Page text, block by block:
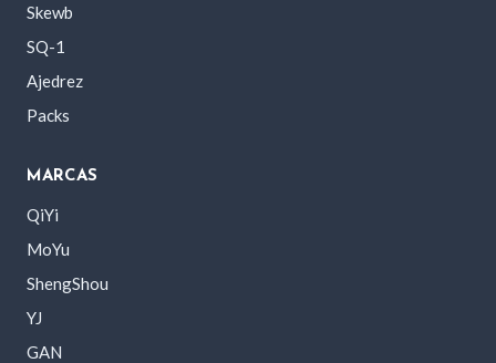
Skewb
SQ-1
Ajedrez
Packs
MARCAS
QiYi
MoYu
ShengShou
YJ
GAN